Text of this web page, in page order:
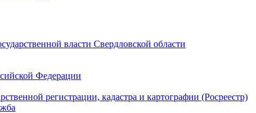
власти Свердловской области
Федерации
регистрации, кадастра и картографии (Росреестр)